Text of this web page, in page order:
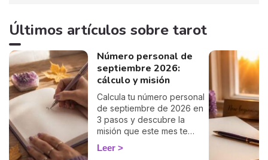
Últimos artículos sobre tarot
Número personal de
septiembre 2026:
cálculo y misión
Calcula tu número personal
de septiembre de 2026 en
3 pasos y descubre la
misión que este mes te
reserva, número por
número. 🔢✨
Leer